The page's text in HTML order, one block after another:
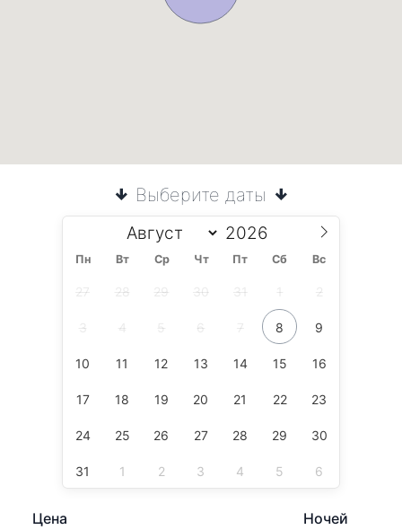
Выберите даты
Пн Вт Ср Чт Пт Сб Вс
27 28 29 30 31 1 2
3 4 5 6 7 8 9
10 11 12 13 14 15 16
17 18 19 20 21 22 23
24 25 26 27 28 29 30
31 1 2 3 4 5 6
Цена Ночей